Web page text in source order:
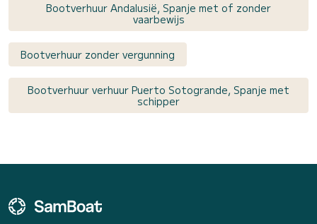
Bootverhuur Andalusië, Spanje met of zonder
vaarbewijs
Bootverhuur zonder vergunning
Bootverhuur verhuur Puerto Sotogrande, Spanje met
schipper